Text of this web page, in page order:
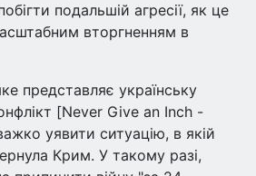
подальшій агресії, як це
вторгненням в
представляє українську
[Never Give an Inch -
уявити ситуацію, в якій
Крим. У такому разі,